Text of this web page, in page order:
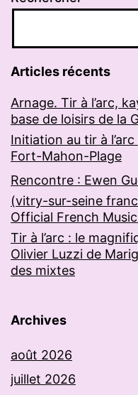
Articles récents
Arnage. Tir à l’arc,
base de loisirs de la
Initiation au tir à
Fort-Mahon-Plage
Rencontre : Ewen
(vitry-sur-seine
Official French
Tir à l’arc : le
Olivier Luzzi de
des mixtes
Archives
août 2026
juillet 2026